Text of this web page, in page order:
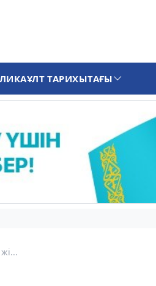
ҰЛТ ТАРИХЫТАҒЫ